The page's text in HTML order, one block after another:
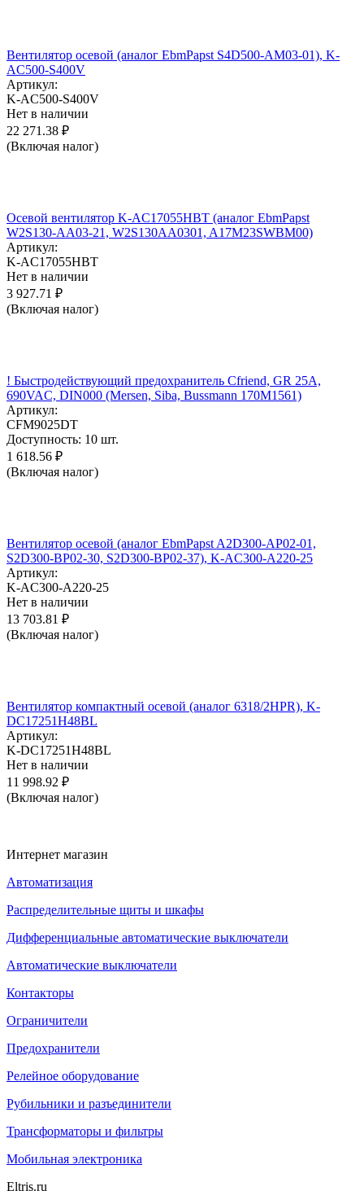
Вентилятор осевой (аналог EbmPapst S4D500-AM03-01), K-
AC500-S400V
Артикул:
K-AC500-S400V
Нет в наличии
22 271.38 ₽
(Включая налог)
Осевой вентилятор K-AC17055HBT (аналог EbmPapst
W2S130-AA03-21, W2S130AA0301, A17M23SWBM00)
Артикул:
K-AC17055HBT
Нет в наличии
3 927.71 ₽
(Включая налог)
! Быстродействующий предохранитель Cfriend, GR 25А,
690VAC, DIN000 (Mersen, Siba, Bussmann 170M1561)
Артикул:
CFM9025DT
Доступность: 10 шт.
1 618.56 ₽
(Включая налог)
Вентилятор осевой (аналог EbmPapst A2D300-AP02-01,
S2D300-BP02-30, S2D300-BP02-37), K-AC300-A220-25
Артикул:
K-AC300-A220-25
Нет в наличии
13 703.81 ₽
(Включая налог)
Вентилятор компактный осевой (аналог 6318/2HPR), K-
DC17251H48BL
Артикул:
K-DC17251H48BL
Нет в наличии
11 998.92 ₽
(Включая налог)
Интернет магазин
Автоматизация
Распределительные щиты и шкафы
Дифференциальные автоматические выключатели
Автоматические выключатели
Контакторы
Ограничители
Предохранители
Релейное оборудование
Рубильники и разъединители
Трансформаторы и фильтры
Мобильная электроника
Eltris.ru